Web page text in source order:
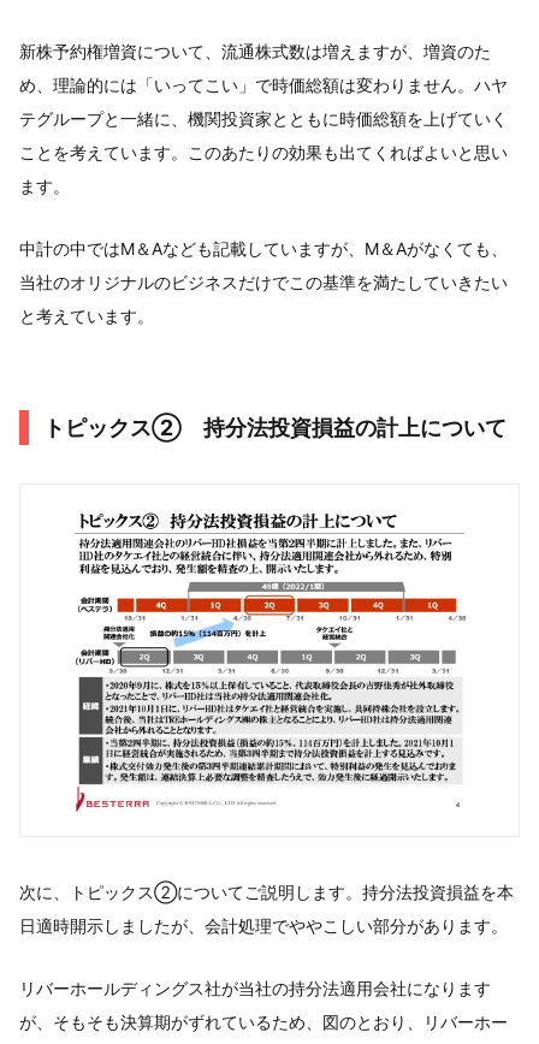
新株予約権増資について、流通株式数は増えますが、増資のた
め、理論的には「いってこい」で時価総額は変わりません。ハヤ
テグループと一緒に、機関投資家とともに時価総額を上げていく
ことを考えています。このあたりの効果も出てくればよいと思い
ます。
中計の中ではM＆Aなども記載していますが、M＆Aがなくても、
当社のオリジナルのビジネスだけでこの基準を満たしていきたい
と考えています。
トピックス② 持分法投資損益の計上について
次に、トピックス②についてご説明します。持分法投資損益を本
日適時開示しましたが、会計処理でややこしい部分があります。
リバーホールディングス社が当社の持分法適用会社になります
が、そもそも決算期がずれているため、図のとおり、リバーホー